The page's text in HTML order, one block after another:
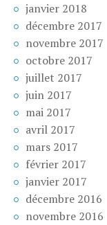
janvier 2018
décembre 2017
novembre 2017
octobre 2017
juillet 2017
juin 2017
mai 2017
avril 2017
mars 2017
février 2017
janvier 2017
décembre 2016
novembre 2016